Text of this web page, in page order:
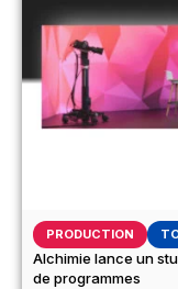
PRODUCTION
Alchimie lance un
de programmes